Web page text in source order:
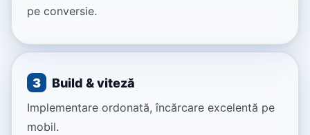
pe conversie.
3 Build & viteză
Implementare ordonată, încărcare excelentă pe
mobil.